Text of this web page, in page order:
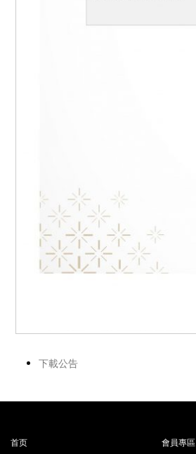
下載公告
首页 會員專區